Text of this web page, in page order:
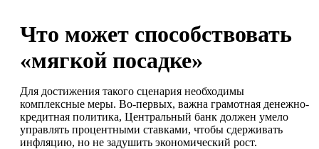
Что может способствовать
«мягкой посадке»
Для достижения такого сценария необходимы
комплексные меры. Во-первых, важна грамотная денежно-
кредитная политика, Центральный банк должен умело
управлять процентными ставками, чтобы сдерживать
инфляцию, но не задушить экономический рост.